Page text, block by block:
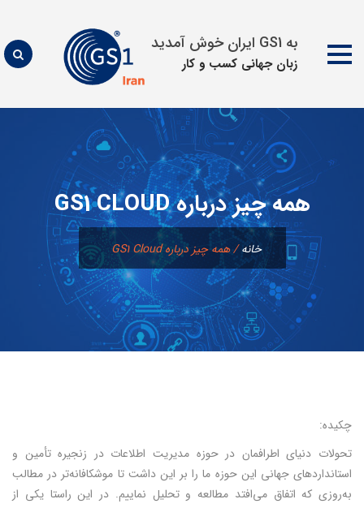
به GS1 ایران خوش آمدید
زبان جهانی كسب و كار
محتوا
همه چیز درباره GS1 CLOUD
خانه/همه چیز درباره GS1 Cloud
چکیده:
تحولات دنیای اطرافمان در حوزه مدیریت اطلاعات در زنجیره تأمین و
استانداردهای جهانی این حوزه ما را بر این داشت تا موشکافانه‌تر در مطالب
به‌روزی که اتفاق می‌افتد مطالعه و تحلیل نماییم. در این راستا یکی از